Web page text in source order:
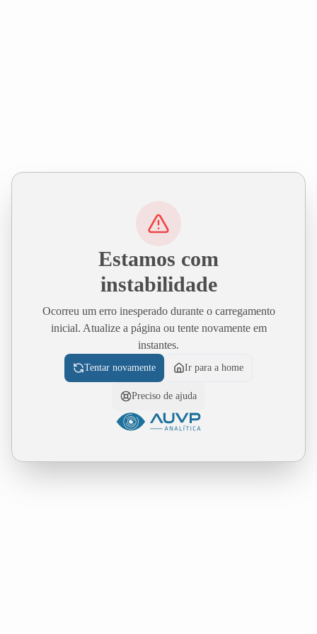
Estamos com
instabilidade
Ocorreu um erro inesperado durante o carregamento
inicial. Atualize a página ou tente novamente em
instantes.
Tentar novamente Ir para a home
Preciso de ajuda